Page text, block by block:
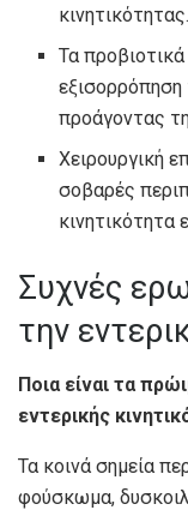
κινητικότητας.
Τα
προάγοντας
Χειρουργική
σοβαρές
κινητικότητα
Συχνές
την
Ποια είναι τα
εντερικής
Τα κοινά σημεία
φούσκωμα,